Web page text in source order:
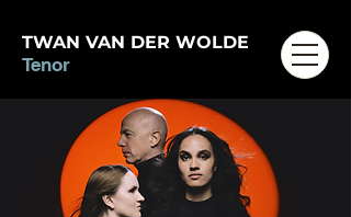
TWAN VAN DER WOLDE
Tenor